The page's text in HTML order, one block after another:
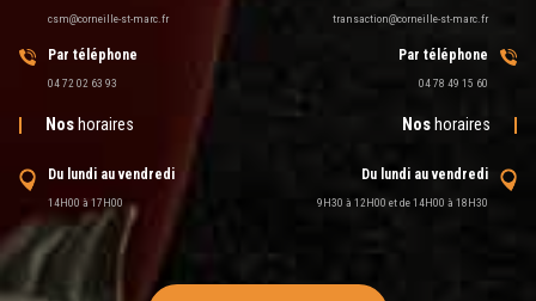
csm@corneille-st-marc.fr
Par téléphone
04 72 02 63 93
Nos horaires
Du lundi au vendredi
14H00 à 17H00
transaction@corneille-st-marc.fr
Par téléphone
04 78 49 15 60
Noshoraires
Du lundi au vendredi
9H30 à 12H00 et de 14H00 à 18H30